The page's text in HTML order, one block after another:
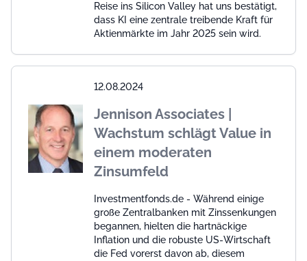
Reise ins Silicon Valley hat uns bestätigt,
dass KI eine zentrale treibende Kraft für
Aktienmärkte im Jahr 2025 sein wird.
12.08.2024
Jennison Associates |
Wachstum schlägt Value in
einem moderaten
Zinsumfeld
Investmentfonds.de - Während einige
große Zentralbanken mit Zinssenkungen
begannen, hielten die hartnäckige
Inflation und die robuste US-Wirtschaft
die Fed vorerst davon ab, diesem